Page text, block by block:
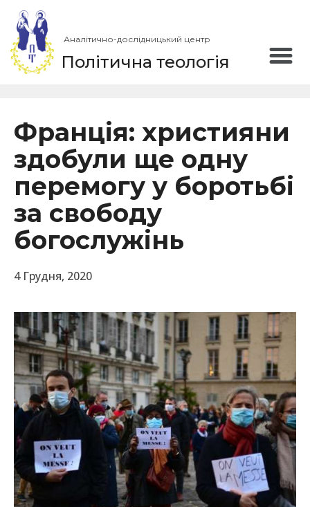
Аналітично-дослідницький центр
Політична теологія
Франція: християни
здобули ще одну
перемогу у боротьбі
за свободу
богослужінь
4 Грудня, 2020